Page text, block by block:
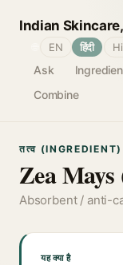
Indian
Ask
Combine
EN हिंदी
तत्व
Zea
Absorbent / anti-
यह क्या है